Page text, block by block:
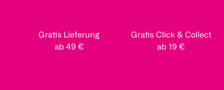
Gratis Lieferung
ab 49 €
Gratis Click & Collect
ab 19 €